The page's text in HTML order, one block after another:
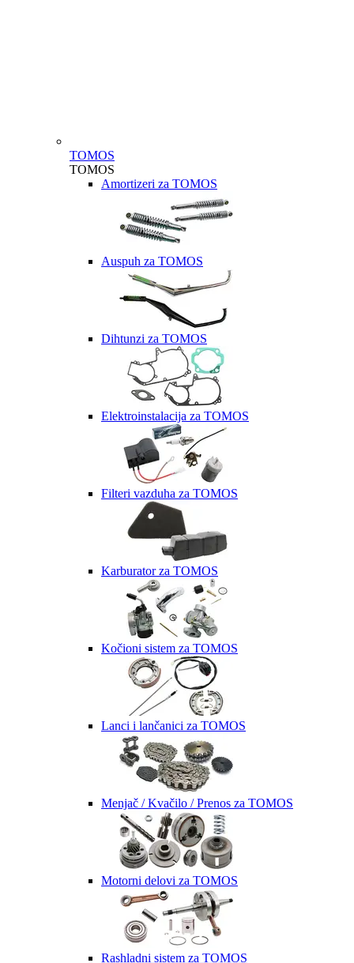
TOMOS
TOMOS
Amortizeri za TOMOS
Auspuh za TOMOS
Dihtunzi za TOMOS
Elektroinstalacija za TOMOS
Filteri vazduha za TOMOS
Karburator za TOMOS
Kočioni sistem za TOMOS
Lanci i lančanici za TOMOS
Menjač / Kvačilo / Prenos za TOMOS
Motorni delovi za TOMOS
Rashladni sistem za TOMOS